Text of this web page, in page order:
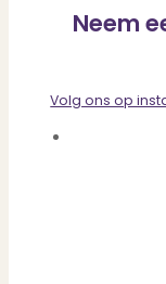
Neem
Volg ons op